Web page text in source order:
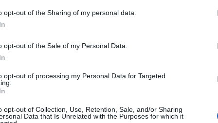
opt-out of the Sharing of my personal data.
opt-out of the Sale of my Personal Data.
opt-out of processing my Personal Data for Targeted
opt-out of Collection, Use, Retention, Sale, and/or Sharing
Data that Is Unrelated with the Purposes for which it
pedig az aktuális izgalmak sejtelmes, érzelemdús lezárása. Nem
nélkül beszélnem róla – bennem minden egyes aspektusa a
róla, hogy hétről hétre visszatérjek a titánok dúlása elé.